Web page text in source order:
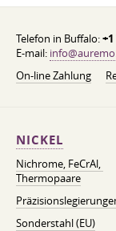
Telefon in Buffalo:+1
E-mail:
On-line Zahlung
NICKEL
Nichrome, FeСrAl, ​​
Thermopaare
Sonderstahl (EU)